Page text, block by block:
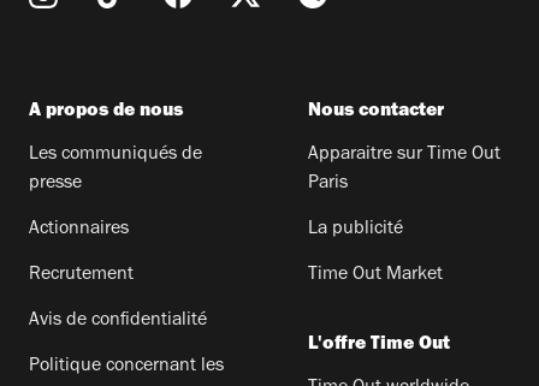
A propos de nous
Les communiqués de
presse
Actionnaires
Recrutement
Avis de confidentialité
Politique concernant les
Nous contacter
Apparaitre sur Time Out
Paris
La publicité
Time Out Market
L'offre Time Out